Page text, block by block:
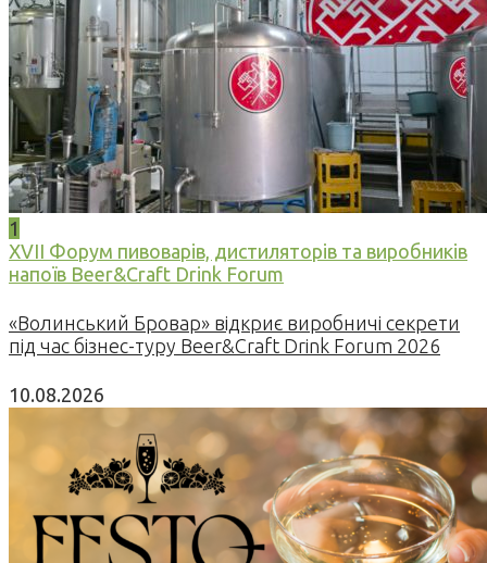
1
XVII Форум пивоварів, дистиляторів та виробників
напоїв Beer&Craft Drink Forum
«Волинський Бровар» відкриє виробничі секрети
під час бізнес-туру Beer&Craft Drink Forum 2026
10.08.2026